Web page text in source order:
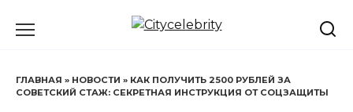
ГЛАВНАЯ » НОВОСТИ » КАК ПОЛУЧИТЬ 2500 РУБЛЕЙ ЗА
СОВЕТСКИЙ СТАЖ: СЕКРЕТНАЯ ИНСТРУКЦИЯ ОТ СОЦЗАЩИТЫ